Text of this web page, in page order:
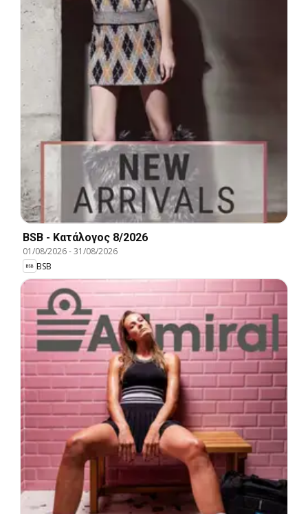
BSB - Kατάλογος 8/2026
01/08/2026-31/08/2026
BSB